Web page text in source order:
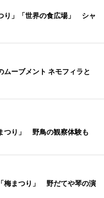
り」「世界の食広場」 シャ
ムーブメント ネモフィラと
つり」 野鳥の観察体験も
梅まつり」 野だてや琴の演